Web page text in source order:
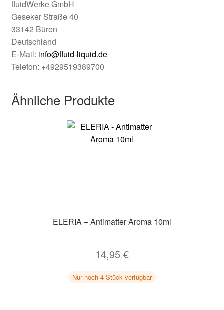
fluidWerke GmbH
Geseker Straße 40
33142 Büren
Deutschland
E-Mail: info@fluid-liquid.de
Telefon: +4929519389700
Ähnliche Produkte
ELERIA – Antimatter Aroma 10ml
14,95 €
Nur noch 4 Stück verfügbar